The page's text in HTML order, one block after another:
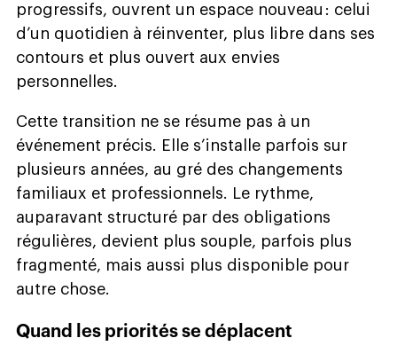
progressifs, ouvrent un espace nouveau : celui
d’un quotidien à réinventer, plus libre dans ses
contours et plus ouvert aux envies
personnelles.
Cette transition ne se résume pas à un
événement précis. Elle s’installe parfois sur
plusieurs années, au gré des changements
familiaux et professionnels. Le rythme,
auparavant structuré par des obligations
régulières, devient plus souple, parfois plus
fragmenté, mais aussi plus disponible pour
autre chose.
Quand les priorités se déplacent